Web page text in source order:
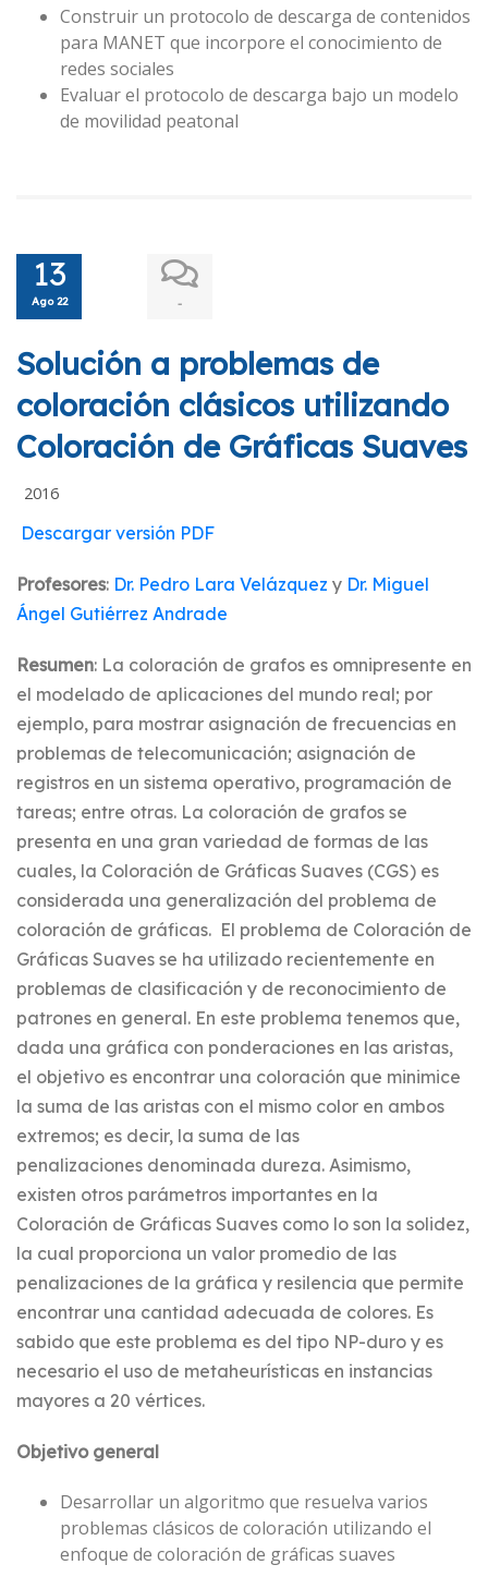
Construir un protocolo de descarga de contenidos
para MANET que incorpore el conocimiento de
redes sociales
Evaluar el protocolo de descarga bajo un modelo
de movilidad peatonal
13
Ago 22 -
Solución a problemas de
coloración clásicos utilizando
Coloración de Gráficas Suaves
2016
Descargar versión PDF
Profesores: Dr. Pedro Lara Velázquez y Dr. Miguel
Ángel Gutiérrez Andrade
Resumen: La coloración de grafos es omnipresente en
el modelado de aplicaciones del mundo real; por
ejemplo, para mostrar asignación de frecuencias en
problemas de telecomunicación; asignación de
registros en un sistema operativo, programación de
tareas; entre otras. La coloración de grafos se
presenta en una gran variedad de formas de las
cuales, la Coloración de Gráficas Suaves (CGS) es
considerada una generalización del problema de
coloración de gráficas. El problema de Coloración de
Gráficas Suaves se ha utilizado recientemente en
problemas de clasificación y de reconocimiento de
patrones en general. En este problema tenemos que,
dada una gráfica con ponderaciones en las aristas,
el objetivo es encontrar una coloración que minimice
la suma de las aristas con el mismo color en ambos
extremos; es decir, la suma de las
penalizaciones denominada dureza. Asimismo,
existen otros parámetros importantes en la
Coloración de Gráficas Suaves como lo son la solidez,
la cual proporciona un valor promedio de las
penalizaciones de la gráfica y resilencia que permite
encontrar una cantidad adecuada de colores. Es
sabido que este problema es del tipo NP-duro y es
necesario el uso de metaheurísticas en instancias
mayores a 20 vértices.
Objetivo general
Desarrollar un algoritmo que resuelva varios
problemas clásicos de coloración utilizando el
enfoque de coloración de gráficas suaves